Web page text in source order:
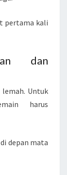
pertama kali
dan
lemah. Untuk
harus
depan mata